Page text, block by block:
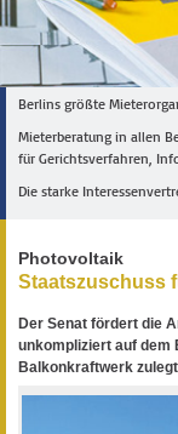
Berlins größte
Mieterberatung in allen
für Gerichtsverfahren,
Die starke
Photovoltaik
Staatszuschuss
Der Senat fördert die
unkompliziert auf dem
Balkonkraftwerk